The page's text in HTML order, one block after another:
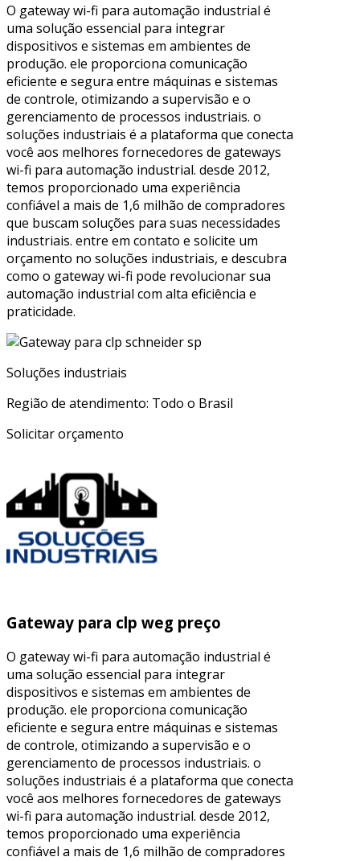
O gateway wi-fi para automação industrial é
uma solução essencial para integrar
dispositivos e sistemas em ambientes de
produção. ele proporciona comunicação
eficiente e segura entre máquinas e sistemas
de controle, otimizando a supervisão e o
gerenciamento de processos industriais. o
soluções industriais é a plataforma que conecta
você aos melhores fornecedores de gateways
wi-fi para automação industrial. desde 2012,
temos proporcionado uma experiência
confiável a mais de 1,6 milhão de compradores
que buscam soluções para suas necessidades
industriais. entre em contato e solicite um
orçamento no soluções industriais, e descubra
como o gateway wi-fi pode revolucionar sua
automação industrial com alta eficiência e
praticidade.
Soluções industriais
Região de atendimento: Todo o Brasil
Solicitar orçamento
Gateway para clp weg preço
O gateway wi-fi para automação industrial é
uma solução essencial para integrar
dispositivos e sistemas em ambientes de
produção. ele proporciona comunicação
eficiente e segura entre máquinas e sistemas
de controle, otimizando a supervisão e o
gerenciamento de processos industriais. o
soluções industriais é a plataforma que conecta
você aos melhores fornecedores de gateways
wi-fi para automação industrial. desde 2012,
temos proporcionado uma experiência
confiável a mais de 1,6 milhão de compradores